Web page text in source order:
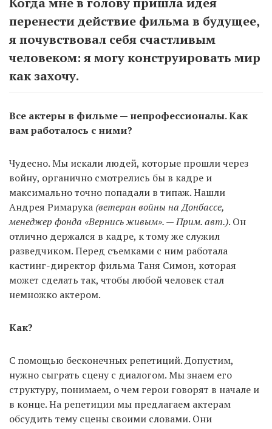
перенести действие фильма в будущее,
я почувствовал себя счастливым
человеком: я могу конструировать мир
как захочу.
Все актеры в фильме — непрофессионалы. Как
вам работалось с ними?
Чудесно. Мы искали людей, которые прошли через
войну, органично смотрелись бы в кадре и
максимально точно попадали в типаж. Нашли
Андрея Римарука (ветеран войны на Донбассе,
менеджер фонда «Вернись живым». — Прим. авт.). Он
отлично держался в кадре, к тому же служил
разведчиком. Перед съемками с ним работала
кастинг-директор фильма Таня Симон, которая
может сделать так, чтобы любой человек стал
немножко актером.
Как?
С помощью бесконечных репетиций. Допустим,
нужно сыграть сцену с диалогом. Мы знаем его
структуру, понимаем, о чем герои говорят в начале и
в конце. На репетиции мы предлагаем актерам
обсудить тему сцены своими словами. Они